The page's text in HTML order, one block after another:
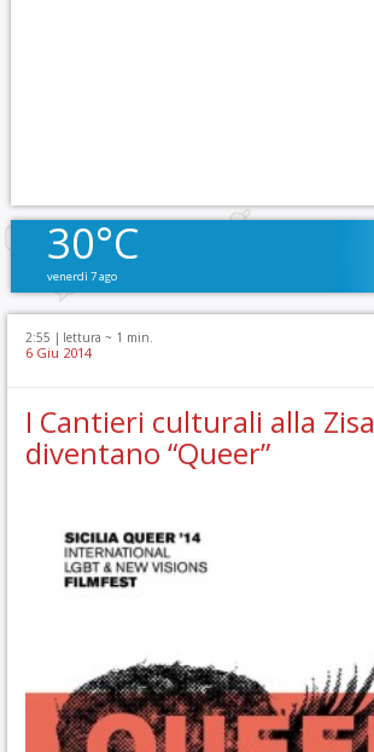
30°C
venerdì 7 ago
2:55 | lettura ~ 1 min.
6 Giu 2014
I Cantieri culturali alla Zisa
diventano “Queer”